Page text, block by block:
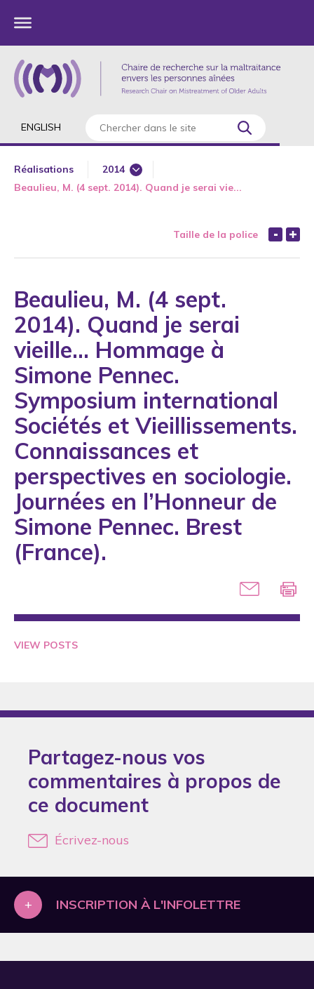
ENGLISH
Réalisations
2014
1985
1991
1992
1994
1995
1996
1997
1998
1999
2000
2001
2002
2010
2011
2012
2016
2017
Beaulieu, M. (4 sept. 2014). Quand je serai vie...
Taille de la police
Beaulieu, M. (4 sept.
2014). Quand je serai
vieille… Hommage à
Simone Pennec.
Symposium international
Sociétés et Vieillissements.
Connaissances et
perspectives en sociologie.
Journées en l’Honneur de
Simone Pennec. Brest
(France).
VIEW POSTS
Partagez-nous vos
commentaires à propos de
ce document
Écrivez-nous
+ INSCRIPTION À L'INFOLETTRE